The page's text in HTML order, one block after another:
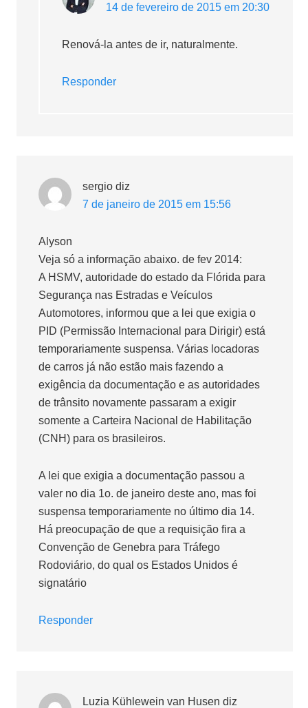
14 de fevereiro de 2015 em 20:30
Renová-la antes de ir, naturalmente.
Responder
sergio diz
7 de janeiro de 2015 em 15:56
Alyson
Veja só a informação abaixo. de fev 2014:
A HSMV, autoridade do estado da Flórida para
Segurança nas Estradas e Veículos
Automotores, informou que a lei que exigia o
PID (Permissão Internacional para Dirigir) está
temporariamente suspensa. Várias locadoras
de carros já não estão mais fazendo a
exigência da documentação e as autoridades
de trânsito novamente passaram a exigir
somente a Carteira Nacional de Habilitação
(CNH) para os brasileiros.
A lei que exigia a documentação passou a
valer no dia 1o. de janeiro deste ano, mas foi
suspensa temporariamente no último dia 14.
Há preocupação de que a requisição fira a
Convenção de Genebra para Tráfego
Rodoviário, do qual os Estados Unidos é
signatário
Responder
Luzia Kühlewein van Husen diz